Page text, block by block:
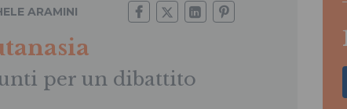
ARAMINI
per un dibattito